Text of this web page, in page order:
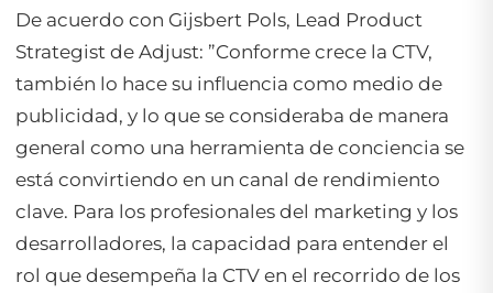
De acuerdo con Gijsbert Pols, Lead Product
Strategist de Adjust: ”Conforme crece la CTV,
también lo hace su influencia como medio de
publicidad, y lo que se consideraba de manera
general como una herramienta de conciencia se
está convirtiendo en un canal de rendimiento
clave. Para los profesionales del marketing y los
desarrolladores, la capacidad para entender el
rol que desempeña la CTV en el recorrido de los